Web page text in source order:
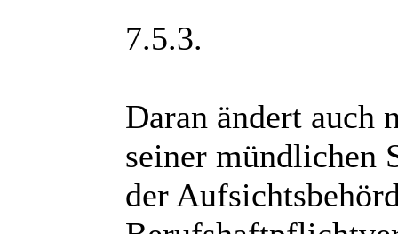
7.5.3.
Daran ändert auch
seiner mündlichen
der